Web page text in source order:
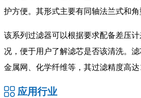
护方便。其形式主要有同轴法兰式和角
该系列过滤器可以根据要求配备差压
况，便于用户了解滤芯是否该清洗。
金属网、化学纤维等，其过滤精度高达
应用行业